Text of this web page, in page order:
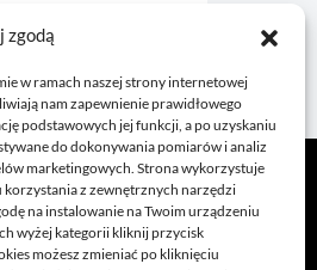
zgodą
w ramach naszej strony internetowej
nam zapewnienie prawidłowego
podstawowych jej funkcji, a po uzyskaniu
do dokonywania pomiarów i analiz
marketingowych. Strona wykorzystuje
z zewnętrznych narzędzi
na instalowanie na Twoim urządzeniu
wyżej kategorii kliknij przycisk
możesz zmieniać po kliknięciu